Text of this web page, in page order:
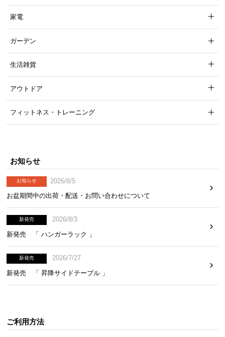
を軽減。キレイな緑色を長く楽しむことが出来ま
す。
3000時間の「UV耐久性試験」を実施
専用の機械で3000時間の「UV耐久性試験」を行いま
家電
ガーデン
生活雑貨
アウトドア
フィットネス・トレーニング
お知らせ
お知らせ
2026/8/5
お盆期間中の出荷・配送・お問い合わせについて
新発売
2026/8/3
新発売 「 ハンガーラック 」
新発売
2026/7/27
新発売 「 昇降サイドテーブル 」
ご利用方法